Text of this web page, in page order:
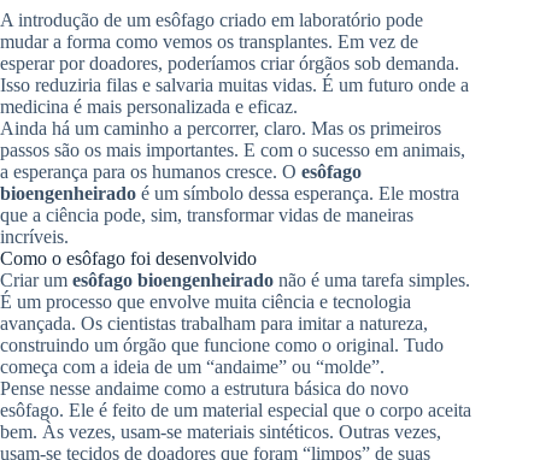
A introdução de um esôfago criado em laboratório pode
mudar a forma como vemos os transplantes. Em vez de
esperar por doadores, poderíamos criar órgãos sob demanda.
Isso reduziria filas e salvaria muitas vidas. É um futuro onde a
medicina é mais personalizada e eficaz.
Ainda há um caminho a percorrer, claro. Mas os primeiros
passos são os mais importantes. E com o sucesso em animais,
a esperança para os humanos cresce. O esôfago
bioengenheirado é um símbolo dessa esperança. Ele mostra
que a ciência pode, sim, transformar vidas de maneiras
incríveis.
Como o esôfago foi desenvolvido
Criar um esôfago bioengenheirado não é uma tarefa simples.
É um processo que envolve muita ciência e tecnologia
avançada. Os cientistas trabalham para imitar a natureza,
construindo um órgão que funcione como o original. Tudo
começa com a ideia de um “andaime” ou “molde”.
Pense nesse andaime como a estrutura básica do novo
esôfago. Ele é feito de um material especial que o corpo aceita
bem. Às vezes, usam-se materiais sintéticos. Outras vezes,
usam-se tecidos de doadores que foram “limpos” de suas